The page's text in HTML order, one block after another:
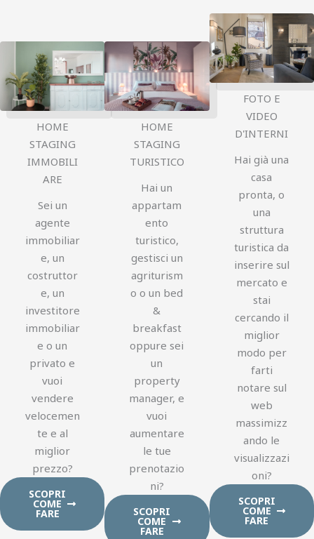
HOME
STAGING
IMMOBILI
ARE
Sei un
agente
immobiliar
e, un
costruttor
e, un
investitore
immobiliar
e o un
privato e
vuoi
vendere
velocemen
te e al
miglior
prezzo?
SCOPRI
COME
FARE
HOME
STAGING
TURISTICO
Hai un
appartam
ento
turistico,
gestisci un
agriturism
o o un bed
&
breakfast
oppure sei
un
property
manager, e
vuoi
aumentare
le tue
prenotazio
ni?
SCOPRI
COME
FARE
FOTO E
VIDEO
D'INTERNI
Hai già una
casa
pronta, o
una
struttura
turistica da
inserire sul
mercato e
stai
cercando il
miglior
modo per
farti
notare sul
web
massimizz
ando le
visualizzazi
oni?
SCOPRI
COME
FARE